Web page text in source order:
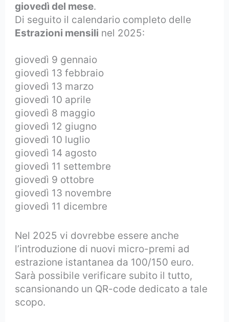
giovedì del mese.
Di seguito il calendario completo delle
Estrazioni mensili nel 2025:
giovedì 9 gennaio
giovedì 13 febbraio
giovedì 13 marzo
giovedì 10 aprile
giovedì 8 maggio
giovedì 12 giugno
giovedì 10 luglio
giovedì 14 agosto
giovedì 11 settembre
giovedì 9 ottobre
giovedì 13 novembre
giovedì 11 dicembre
Nel 2025 vi dovrebbe essere anche
l’introduzione di nuovi micro-premi ad
estrazione istantanea da 100/150 euro.
Sarà possibile verificare subito il tutto,
scansionando un QR-code dedicato a tale
scopo.